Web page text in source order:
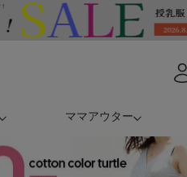
ママアウター